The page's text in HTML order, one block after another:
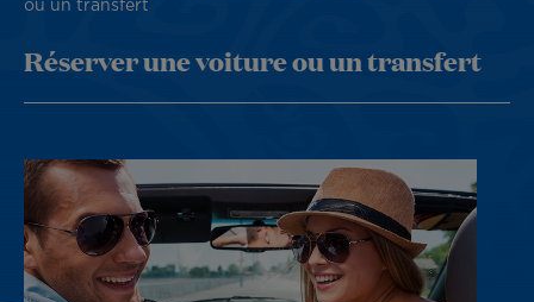
d'Ariane
ou un transfert
Réserver une voiture ou un transfert